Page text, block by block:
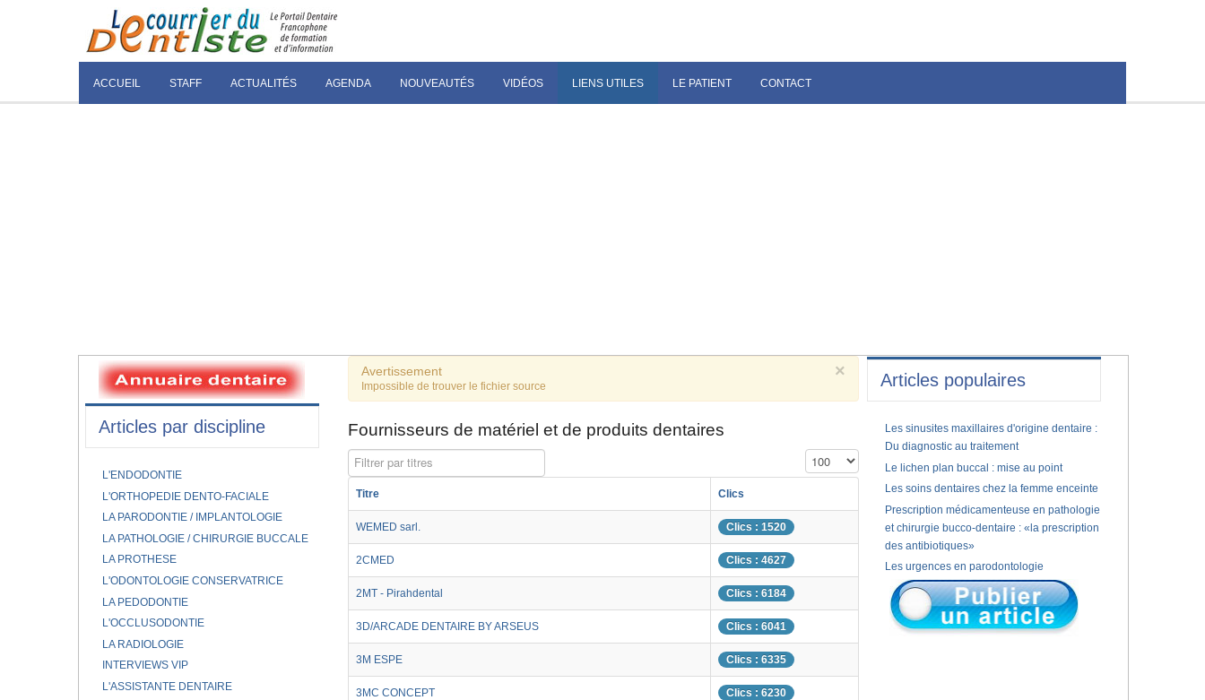
ACCUEIL STAFF ACTUALITÉS AGENDA NOUVEAUTÉS VIDÉOS LIENS UTILES LE PATIENT CONTACT
×
Avertissement
Impossible de trouver le fichier source
Fournisseurs de matériel et de produits dentaires
Filtrer par titres Affichage #
Titre Clics
WEMED sarl. Clics : 1520
2CMED Clics : 4627
2MT - Pirahdental Clics : 6184
3D/ARCADE DENTAIRE BY ARSEUS Clics : 6041
3M ESPE Clics : 6335
3MC CONCEPT Clics : 6230
Articles par discipline
L'ENDODONTIE
L'ORTHOPEDIE DENTO-FACIALE
LA PARODONTIE / IMPLANTOLOGIE
LA PATHOLOGIE / CHIRURGIE BUCCALE
LA PROTHESE
L'ODONTOLOGIE CONSERVATRICE
LA PEDODONTIE
L'OCCLUSODONTIE
LA RADIOLOGIE
INTERVIEWS VIP
L'ASSISTANTE DENTAIRE
Articles populaires
Les sinusites maxillaires d'origine dentaire :
Du diagnostic au traitement
Le lichen plan buccal : mise au point
Les soins dentaires chez la femme enceinte
Prescription médicamenteuse en pathologie
et chirurgie bucco-dentaire : «la prescription
des antibiotiques»
Les urgences en parodontologie